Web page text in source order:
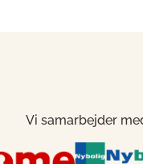
Vi samarbejder